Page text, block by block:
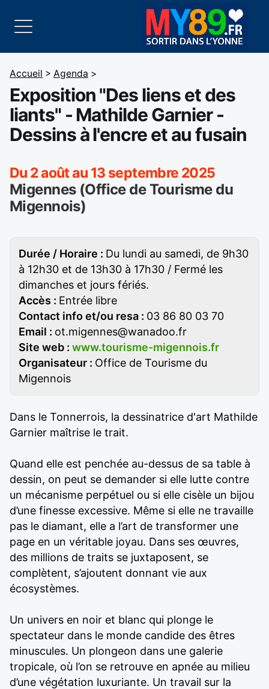
Accueil > Agenda >
Exposition "Des liens et des
liants" - Mathilde Garnier -
Dessins à l'encre et au fusain
Du 2 août au 13 septembre 2025
Migennes (Office de Tourisme du
Migennois)
Durée / Horaire : Du lundi au samedi, de 9h30
à 12h30 et de 13h30 à 17h30 / Fermé les
dimanches et jours fériés.
Accès : Entrée libre
Contact info et/ou resa : 03 86 80 03 70
Email : ot.migennes@wanadoo.fr
Site web : www.tourisme-migennois.fr
Organisateur : Office de Tourisme du
Migennois
Dans le Tonnerrois, la dessinatrice d'art Mathilde
Garnier maîtrise le trait.
Quand elle est penchée au-dessus de sa table à
dessin, on peut se demander si elle lutte contre
un mécanisme perpétuel ou si elle cisèle un bijou
d’une finesse excessive. Même si elle ne travaille
pas le diamant, elle a l’art de transformer une
page en un véritable joyau. Dans ses œuvres,
des millions de traits se juxtaposent, se
complètent, s’ajoutent donnant vie aux
écosystèmes.
Un univers en noir et blanc qui plonge le
spectateur dans le monde candide des êtres
minuscules. Un plongeon dans une galerie
tropicale, où l’on se retrouve en apnée au milieu
d’une végétation luxuriante. Un travail sur la